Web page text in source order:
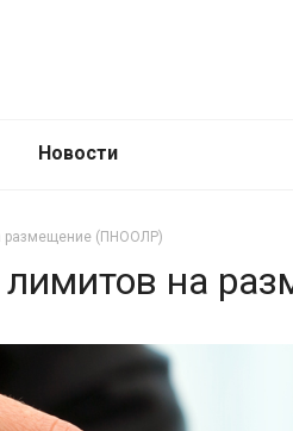
Новости
размещение (ПНООЛР)
лимитов на